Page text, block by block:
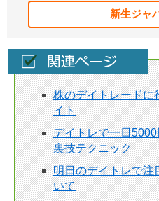
新生ジャ
株のデイトレードに
イト
デイトレで一日
裏技テクニック
明日のデイトレで注
いて